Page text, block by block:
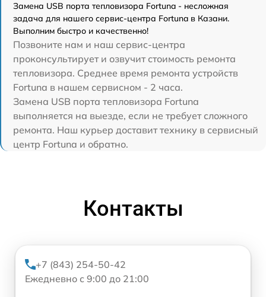
Замена USB порта тепловизора Fortuna - несложная
задача для нашего сервис-центра Fortuna в Казани.
Выполним быстро и качественно!
Позвоните нам и наш сервис-центра
проконсультирует и озвучит стоимость ремонта
тепловизора. Среднее время ремонта устройств
Fortuna в нашем сервисном - 2 часа.
Замена USB порта тепловизора Fortuna
выполняется на выезде, если не требует сложного
ремонта. Наш курьер доставит технику в сервисный
центр Fortuna и обратно.
Контакты
+7 (843) 254-50-42
Ежедневно с 9:00 до 21:00